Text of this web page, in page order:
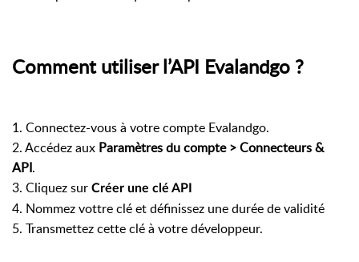
Comment utiliser l’API Evalandgo ?
1. Connectez-vous à votre compte Evalandgo.
2. Accédez aux Paramètres du compte > Connecteurs &
API.
3. Cliquez sur Créer une clé API
4. Nommez vottre clé et définissez une durée de validité
5. Transmettez cette clé à votre développeur.